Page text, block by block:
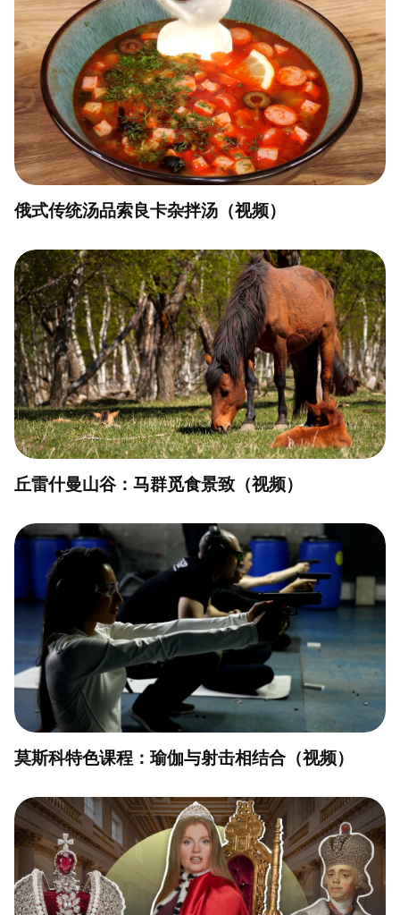
俄式传统汤品索良卡杂拌汤（视频）
丘雷什曼山谷：马群觅食景致（视频）
莫斯科特色课程：瑜伽与射击相结合（视频）